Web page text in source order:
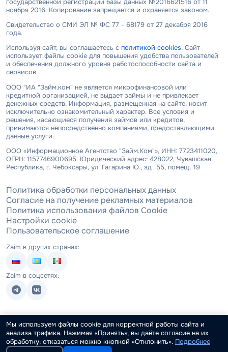
ноября 2016. Копирование запрещается и охраняется законом.
Свидетельство о СМИ ЭЛ № ФС 77 - 68179 от 27 декабря 2016
года.
Используя сайт, вы соглашаетесь с политикой cookies. Сайт
использует файлы cookie для повышения удобства пользователей
и обеспечения должного уровня работоспособности сайта и
сервисов.
ООО "ИА "Займ.ком" не является микрофинансовой или
кредитной организацией, не выдает займы и не привлекает
денежных средств. Информация, размещенная на сайте, носит
исключительно ознакомительный характер. Все условия и
решения, касающиеся получения займов или кредитов,
принимаются непосредственно компаниями, предоставляющими
данные услуги.
ООО «Информационное Агентство "Займ.Ком"», ИНН: 7723411020,
ОГРН: 1157746900695. Юридический адрес: 428022, Чувашская
Республика, г. Чебоксары, ул. Гагарина Ю., зд. 55, помещ. 19
Политика обработки персональных данных
Согласие на получение рекламных материалов
Политика использования файлов Cookie
Настройки cookie
Пользовательское соглашение
Zaim в других странах:
Zaim в соцсетях:
Мы используем файлы cookie для корректной работы сайта и
анализа трафика. Нажимая «Принять», вы даёте согласие на их
обработку; отказаться можно кнопкой «Отклонить». Подробнее